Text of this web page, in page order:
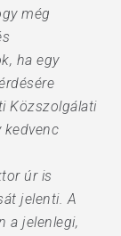
még
ha egy
Közszolgálati
kedvenc
úr is
jelenti. A
a jelenlegi,